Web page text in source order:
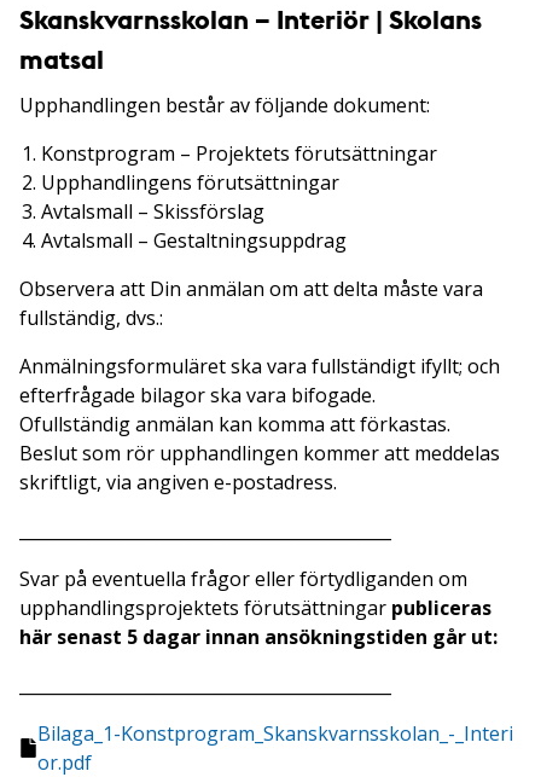
Skanskvarnsskolan – Interiör | Skolans
matsal
Upphandlingen består av följande dokument:
Konstprogram – Projektets förutsättningar
Upphandlingens förutsättningar
Avtalsmall – Skissförslag
Avtalsmall – Gestaltningsuppdrag
Observera att Din anmälan om att delta måste vara
fullständig, dvs.:
Anmälningsformuläret ska vara fullständigt ifyllt; och
efterfrågade bilagor ska vara bifogade.
Ofullständig anmälan kan komma att förkastas.
Beslut som rör upphandlingen kommer att meddelas
skriftligt, via angiven e-postadress.
Svar på eventuella frågor eller förtydliganden om
upphandlingsprojektets förutsättningar publiceras
här senast 5 dagar innan ansökningstiden går ut:
Bilaga_1-Konstprogram_Skanskvarnsskolan_-_Interi
or.pdf